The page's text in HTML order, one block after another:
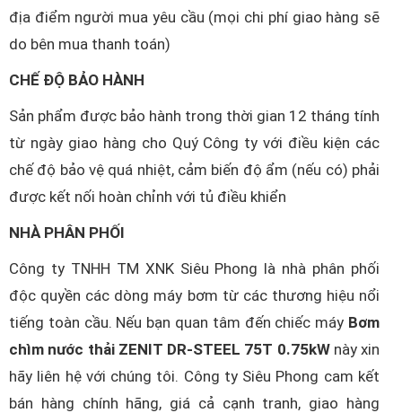
địa điểm người mua yêu cầu (mọi chi phí giao hàng sẽ
do bên mua thanh toán)
CHẾ ĐỘ BẢO HÀNH
Sản phẩm được bảo hành trong thời gian 12 tháng tính
từ ngày giao hàng cho Quý Công ty với điều kiện các
chế độ bảo vệ quá nhiệt, cảm biến độ ẩm (nếu có) phải
được kết nối hoàn chỉnh với tủ điều khiển
NHÀ PHÂN PHỐI
Công ty TNHH TM XNK Siêu Phong là nhà phân phối
độc quyền các dòng máy bơm từ các thương hiệu nổi
tiếng toàn cầu. Nếu bạn quan tâm đến chiếc máy Bơm
chìm nước thải ZENIT DR-STEEL 75T 0.75kWnày xin
hãy liên hệ với chúng tôi. Công ty Siêu Phong cam kết
bán hàng chính hãng, giá cả cạnh tranh, giao hàng